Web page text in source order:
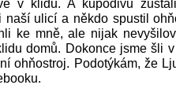
v klidu. A kupodivu
ulicí a někdo spustil
ke mně, ale nijak
domů. Dokonce jsme šli
ohňostroj. Podotýkám, že